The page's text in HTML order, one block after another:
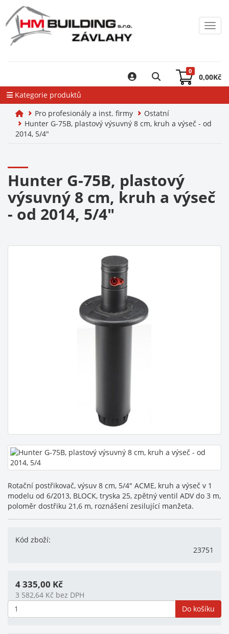
0
0,00Kč
Kategorie produktů
Pro profesionály a inst. firmy
Ostatní
Hunter G-75B, plastový výsuvný 8 cm, kruh a výseč - od
2014, 5/4"
Hunter G-75B, plastový
výsuvný 8 cm, kruh a výseč
- od 2014, 5/4"
Rotační postřikovač, výsuv 8 cm, 5/4" ACME, kruh a výseč v 1
modelu od 6/2013, BLOCK, tryska 25, zpětný ventil ADV do 3 m,
poloměr dostřiku 21,6 m, roznášení zesilující manžeta.
Kód zboží:
23751
4 335,00 Kč
3 582,64 Kč bez DPH
Do košíku